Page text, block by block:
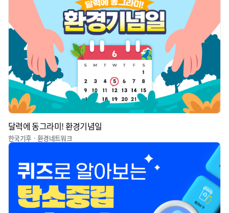
달력에 동그라미! 환경기념일
한국기후ㆍ환경네트워크